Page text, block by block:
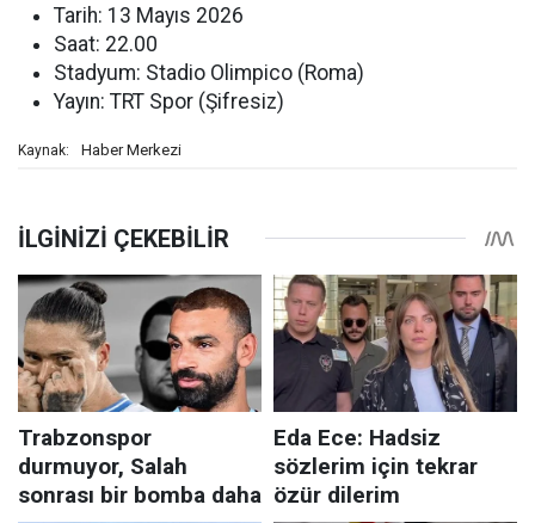
Tarih: 13 Mayıs 2026
Saat: 22.00
Stadyum: Stadio Olimpico (Roma)
Yayın: TRT Spor (Şifresiz)
Kaynak: Haber Merkezi